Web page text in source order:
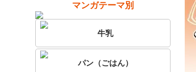
マンガテーマ別
牛乳
パン（ごはん）